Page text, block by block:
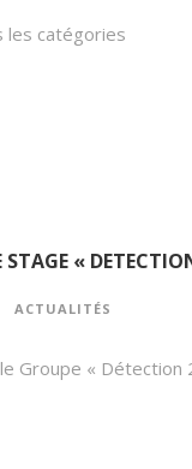
les catégories
STAGE «
ACTUALITÉS
Groupe « Détection